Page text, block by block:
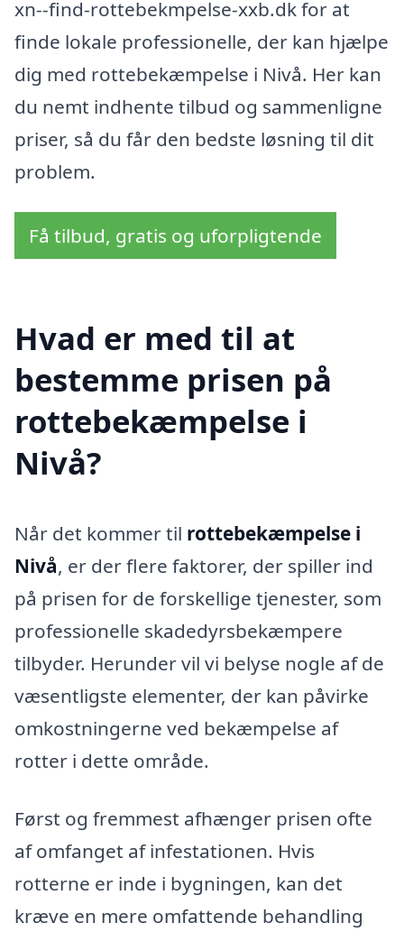
xn--find-rottebekmpelse-xxb.dk for at
finde lokale professionelle, der kan hjælpe
dig med rottebekæmpelse i Nivå. Her kan
du nemt indhente tilbud og sammenligne
priser, så du får den bedste løsning til dit
problem.
Få tilbud, gratis og uforpligtende
Hvad er med til at
bestemme prisen på
rottebekæmpelse i
Nivå?
Når det kommer til rottebekæmpelse i
Nivå, er der flere faktorer, der spiller ind
på prisen for de forskellige tjenester, som
professionelle skadedyrsbekæmpere
tilbyder. Herunder vil vi belyse nogle af de
væsentligste elementer, der kan påvirke
omkostningerne ved bekæmpelse af
rotter i dette område.
Først og fremmest afhænger prisen ofte
af omfanget af infestationen. Hvis
rotterne er inde i bygningen, kan det
kræve en mere omfattende behandling